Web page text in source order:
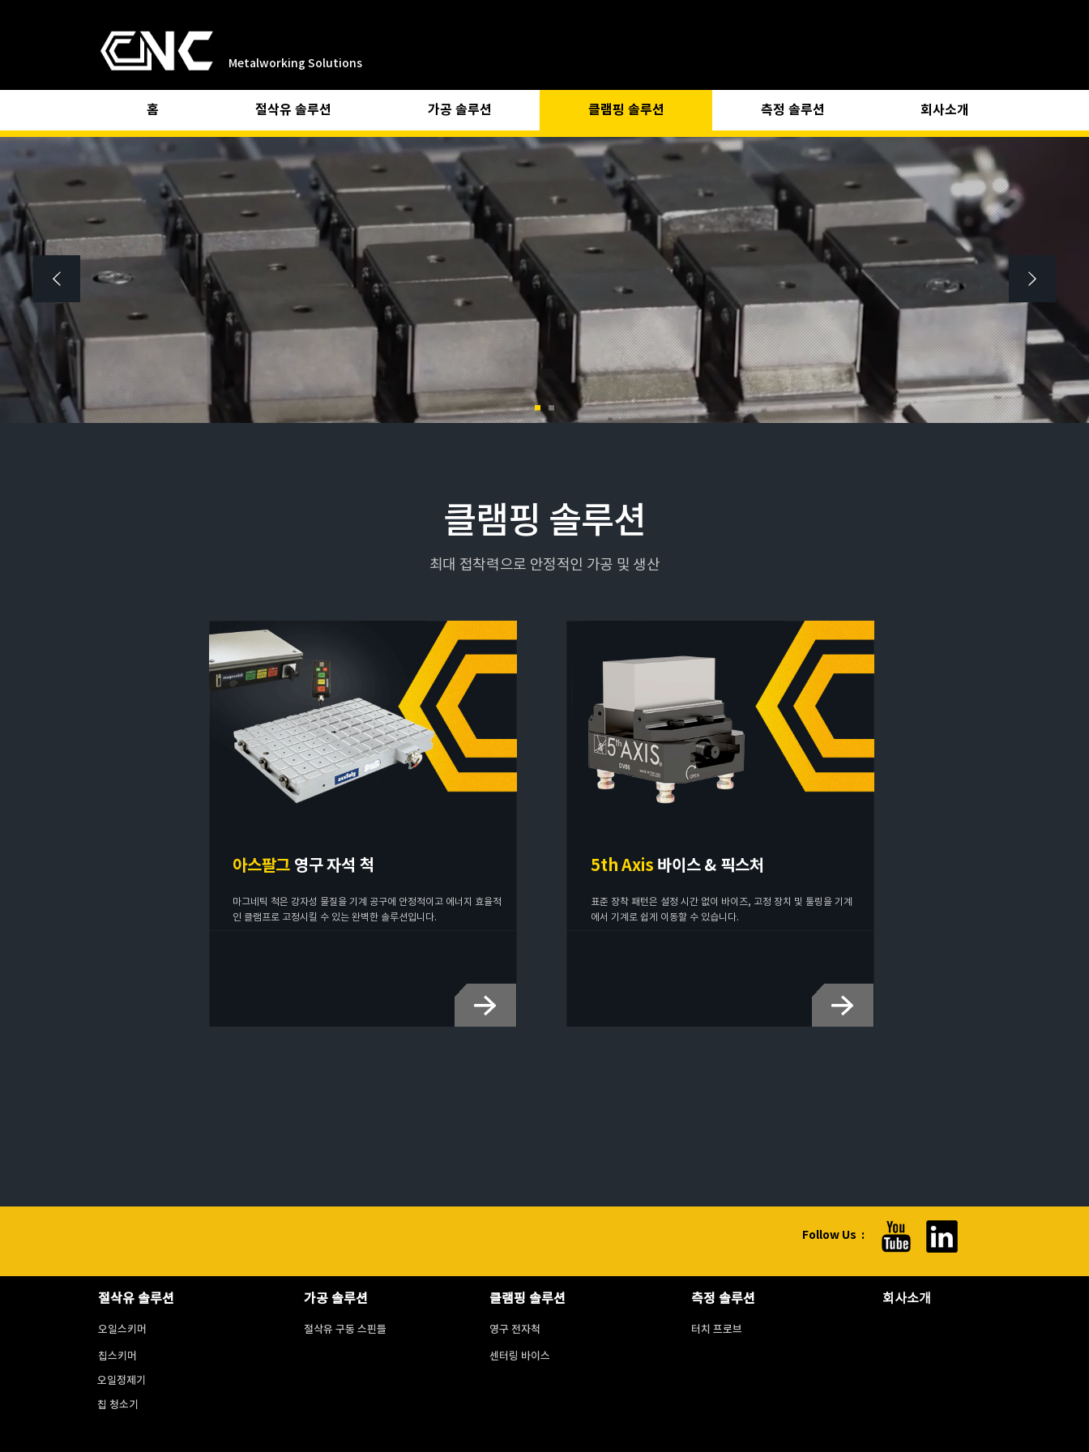
Metalworking Solutions
홈 절삭유 솔루션 가공 솔루션 클램핑 솔루션 측정 솔루션 회사소개
클램핑 솔루션
최대 접착력으로 안정적인 가공 및 생산
아스팔그 영구 자석 척
마그네틱 척은 강자성 물질을 기계 공구에 안정적이고 에너지 효율적
인 클램프로 고정시킬 수 있는 완벽한 솔루션입니다.
5th Axis 바이스 & 픽스처
표준 장착 패턴은 설정 시간 없이 바이즈, 고정 장치 및 툴링을 기계
에서 기계로 쉽게 이동할 수 있습니다.
절삭유 솔루션
오일스키머
칩스키머
가공 솔루션
절삭유 구동 스핀들
클램핑 솔루션
영구 전자척
센터링 바이스
측정 솔루션
터치 프로브
회사소개
Follow Us :
칩 청소기
오일정제기